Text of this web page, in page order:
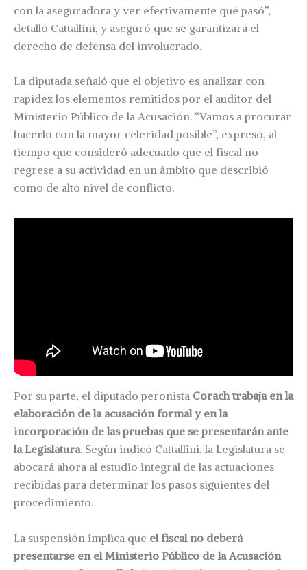
con la aseguradora y ver efectivamente qué pasó”,
detalló Cattallini, y aseguró que se garantizará el
derecho de defensa del involucrado.
La diputada señaló que el objetivo es analizar con
rapidez los elementos remitidos por el auditor del
Ministerio Público de la Acusación. “Vamos a procurar
hacerlo con la mayor celeridad posible”, expresó, al
tiempo que consideró adecuado que el fiscal no
regrese a su actividad en un ámbito que describió
como de alto nivel de conflicto.
Por su parte, el diputado peronista Corach trabaja en la
elaboración de la acusación formal y en la
incorporación de las pruebas que se presentarán ante
la Legislatura. Según indicó Cattallini, la Legislatura se
abocará ahora al estudio integral de las actuaciones
recibidas para determinar los pasos siguientes del
procedimiento.
La suspensión implica que el fiscal no deberá
presentarse en el Ministerio Público de la Acusación